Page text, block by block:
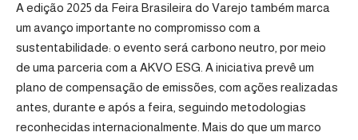
A edição 2025 da Feira Brasileira do Varejo também marca
um avanço importante no compromisso com a
sustentabilidade: o evento será carbono neutro, por meio
de uma parceria com aAKVO ESG. A iniciativa prevê um
plano de compensação de emissões, com ações realizadas
antes, durante e após a feira, seguindo metodologias
reconhecidas internacionalmente. Mais do que um marco